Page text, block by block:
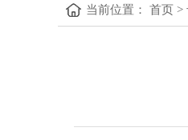
当前位置： 首页 >